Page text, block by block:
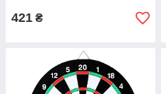
421 ₴